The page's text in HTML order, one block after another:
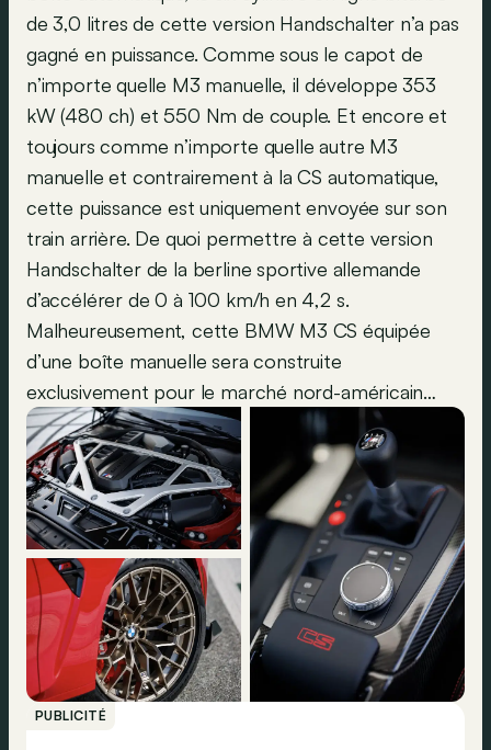
de 3,0 litres de cette version Handschalter n’a pas
gagné en puissance. Comme sous le capot de
n’importe quelle M3 manuelle, il développe 353
kW (480 ch) et 550 Nm de couple. Et encore et
toujours comme n’importe quelle autre M3
manuelle et contrairement à la CS automatique,
cette puissance est uniquement envoyée sur son
train arrière. De quoi permettre à cette version
Handschalter de la berline sportive allemande
d’accélérer de 0 à 100 km/h en 4,2 s.
Malheureusement, cette BMW M3 CS équipée
d’une boîte manuelle sera construite
exclusivement pour le marché nord-américain…
PUBLICITÉ